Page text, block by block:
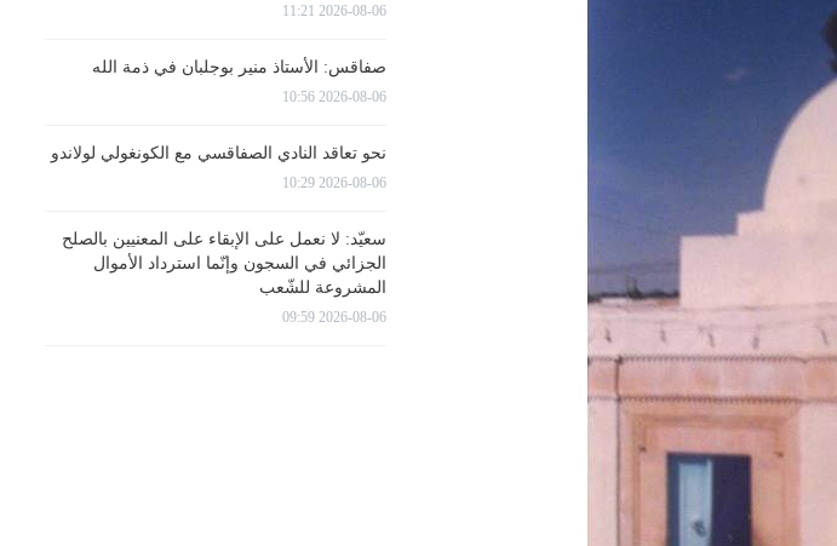
2026-08-06 11:21
صفاقس: الأستاذ منير بوجلبان في ذمة الله
2026-08-06 10:56
نحو تعاقد النادي الصفاقسي مع الكونغولي لولاندو
2026-08-06 10:29
سعيّد: لا نعمل على الإبقاء على المعنيين بالصلح
الجزائي في السجون وإنّما استرداد الأموال
المشروعة للشّعب
2026-08-06 09:59